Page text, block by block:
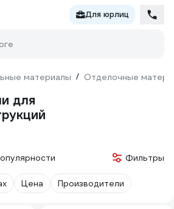
Для юрлиц
материалы / Отделочные
для
Фильтры
Цена Производители